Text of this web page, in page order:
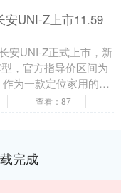
安UNI-Z上市11.59
安UNI-Z正式上市，新
，官方指导价区间为
为一款定位家用的紧
续家族设....
查看：87
完成